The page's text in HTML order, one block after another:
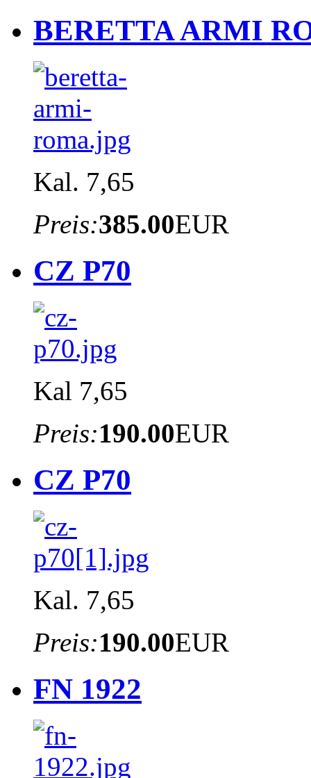
BERETTA ARMI
Kal. 7,65
Preis:385.00EUR
CZ P70
Kal 7,65
Preis:190.00EUR
CZ P70
Kal. 7,65
Preis:190.00EUR
FN 1922